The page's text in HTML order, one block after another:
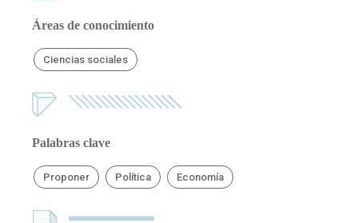
Áreas de conocimiento
Ciencias sociales
Palabras clave
Proponer Política Economía